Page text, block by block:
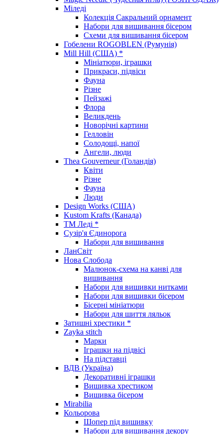
Міледі
Колекція Сакральний орнамент
Набори для вишивання бісером
Схеми для вишивання бісером
Гобелени ROGOBLEN (Румунія)
Mill Hill (США) *
Мініатюри, іграшки
Прикраси, підвіси
Фауна
Різне
Пейзажі
Флора
Великдень
Новорічні картини
Гелловін
Солодощі, напої
Ангели, люди
Thea Gouverneur (Голандія)
Квіти
Різне
Фауна
Люди
Design Works (США)
Kustom Krafts (Канада)
ТМ Леді *
Сузір'я Єдинорога
Набори для вишивання
ЛанСвіт
Нова Слобода
Малюнок-схема на канві для
вишивання
Набори для вишивки нитками
Набори для вишивки бісером
Бісерні мініатюри
Набори для шиття ляльок
Затишні хрестики *
Zayka stitch
Марки
Іграшки на підвісі
На підставці
ВДВ (Україна)
Декоративні іграшки
Вишивка хрестиком
Вишивка бісером
Mirabilia
Кольорова
Шопер під вишивку
Набори для вишивання декору